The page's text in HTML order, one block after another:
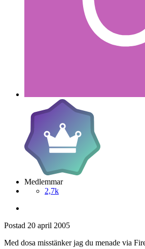
Medlemmar
2,7k
Postad 20 april 2005
Med dosa misstänker jag du menade via